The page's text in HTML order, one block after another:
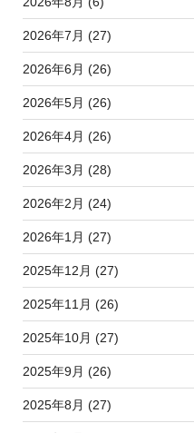
2026年7月 (27)
2026年6月 (26)
2026年5月 (26)
2026年4月 (26)
2026年3月 (28)
2026年2月 (24)
2026年1月 (27)
2025年12月 (27)
2025年11月 (26)
2025年10月 (27)
2025年9月 (26)
2025年8月 (27)